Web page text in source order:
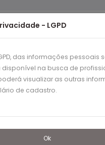
Cadastro
Pessoais
- LGPD
das informações pessoais
na busca de
visualizar as outras
de cadastro.
Ok